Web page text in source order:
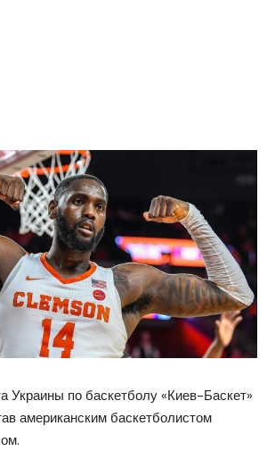
Украины по баскетболу «Киев-Баскет»
американским баскетболистом